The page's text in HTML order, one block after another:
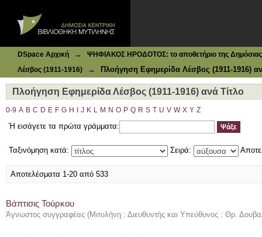
DSpace Αρχική →
ΨΗΦΙΑΚΟΣ ΗΡΟΔΟΤΟΣ: το αποθετήριο της Δημόσιας
Λέσβος (1911-1916)
→ Πλοήγηση Εφημερίδα Λέσβος (1911-1916)
Πλοήγηση Εφημερίδα Λέσβος (1911-1916) ανά Τίτλο
0-9 A B C D E F G H J K L M N O P Q R S T U V W X Y Z
Ή εισάγετε τα πρώτα γράμματα:
Ταξινόμηση κατά: Σειρά:
Αποτελέσματα 1-20 από 533
Βάπτισις Τούρκου
Άγνωστος συγγραφέας (Μιτυλήνη : Διευθυντής και Υπεύθυνος : Θρ.